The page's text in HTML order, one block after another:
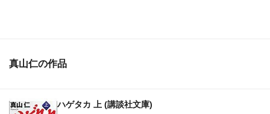
真山仁の作品
ハゲタカ 上 (講談社文庫)